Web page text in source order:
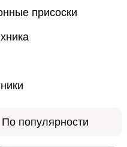
присоски
По популярности